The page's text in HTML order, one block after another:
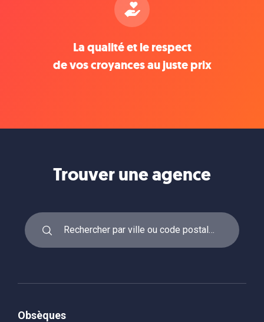
La qualité et le respect
de vos croyances au juste prix
Trouver une agence
Obsèques